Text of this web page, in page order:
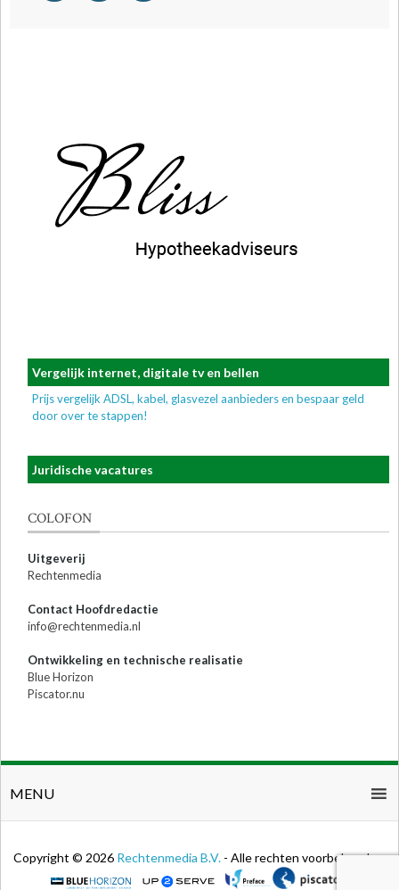
Vergelijk internet, digitale tv en bellen
Prijs vergelijk ADSL, kabel, glasvezel aanbieders en bespaar geld
door over te stappen!
Juridische vacatures
COLOFON
Uitgeverij
Rechtenmedia
Contact Hoofdredactie
info@rechtenmedia.nl
Ontwikkeling en technische realisatie
Blue Horizon
Piscator.nu
MENU
Copyright © 2026 Rechtenmedia B.V. - Alle rechten voorbehouden.